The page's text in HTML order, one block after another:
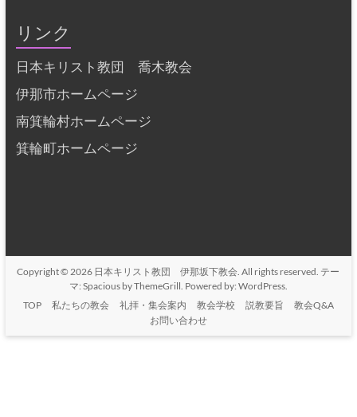
リンク
日本キリスト教団 喬木教会
伊那市ホームページ
南箕輪村ホームページ
箕輪町ホームページ
Copyright © 2026 日本キリスト教団 伊那坂下教会 . All rights reserved. テー
マ: Spaciousby ThemeGrill. Powered by: WordPress.
TOP
私たちの教会 礼拝・集会案内 教会学校 説教要旨
教会Q&A
お問い合わせ